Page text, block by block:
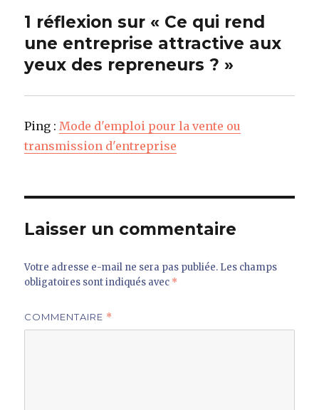
1 réflexion sur « Ce qui rend
une entreprise attractive aux
yeux des repreneurs ? »
Ping : Mode d'emploi pour la vente ou
transmission d'entreprise
Laisser un commentaire
Votre adresse e-mail ne sera pas publiée. Les champs
obligatoires sont indiqués avec *
COMMENTAIRE *